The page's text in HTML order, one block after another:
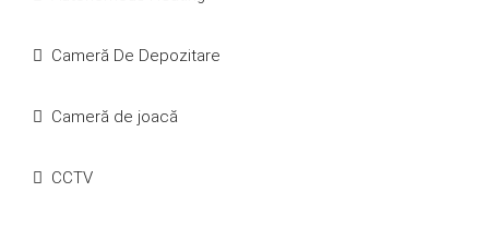
Cameră De Depozitare
Cameră de joacă
CCTV